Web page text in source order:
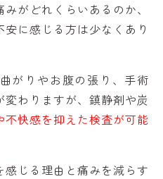
がどれくらいあるのか、
に感じる方は少なくあり
がりやお腹の張り、手術
わりますが、鎮静剤や炭
不快感を抑えた検査が可能
じる理由と痛みを減らす